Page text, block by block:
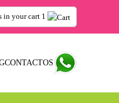
in your cart 1
CONTACTOS